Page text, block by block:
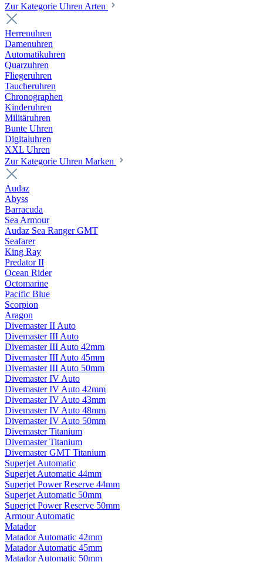
Zur Kategorie Uhren Arten
Herrenuhren
Damenuhren
Automatikuhren
Quarzuhren
Fliegeruhren
Taucheruhren
Chronographen
Kinderuhren
Militäruhren
Bunte Uhren
Digitaluhren
XXL Uhren
Zur Kategorie Uhren Marken
Audaz
Abyss
Barracuda
Sea Armour
Audaz Sea Ranger GMT
Seafarer
King Ray
Predator II
Ocean Rider
Octomarine
Pacific Blue
Scorpion
Aragon
Divemaster II Auto
Divemaster III Auto
Divemaster III Auto 42mm
Divemaster III Auto 45mm
Divemaster III Auto 50mm
Divemaster IV Auto
Divemaster IV Auto 42mm
Divemaster IV Auto 43mm
Divemaster IV Auto 48mm
Divemaster IV Auto 50mm
Divemaster Titanium
Divemaster Titanium
Divemaster GMT Titanium
Superjet Automatic
Superjet Automatic 44mm
Superjet Power Reserve 44mm
Superjet Automatic 50mm
Superjet Power Reserve 50mm
Armour Automatic
Matador
Matador Automatic 42mm
Matador Automatic 45mm
Matador Automatic 50mm